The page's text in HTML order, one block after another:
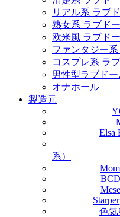
リアル系 ラブ
熟女系 ラブド
欧米風 ラブド
ファンタジー
コスプレ系 ラ
男性型ラブドー
オナホール
製造元
Elsa
系）
色気